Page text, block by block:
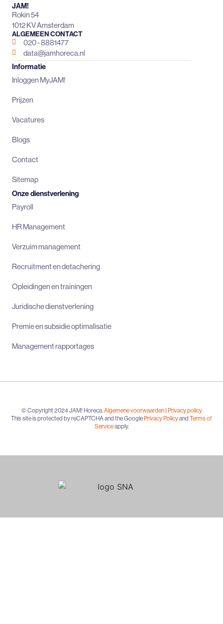
JAM!
Rokin 54
1012 KV Amsterdam
ALGEMEEN CONTACT
020 - 8881477
data@jamhoreca.nl
Informatie
Inloggen MyJAM!
Prijzen
Vacatures
Blogs
Contact
Sitemap
Onze dienstverlening
Payroll
HR Management
Verzuim management
Recruitment en detachering
Opleidingen en trainingen
Juridische dienstverlening
Premie en subsidie optimalisatie
Management rapportages
© Copyright 2024 JAM! Horeca. Algemene voorwaarden| Privacy policy
This site is protected by reCAPTCHA and the GooglePrivacy Policyand Terms of
Serviceapply.